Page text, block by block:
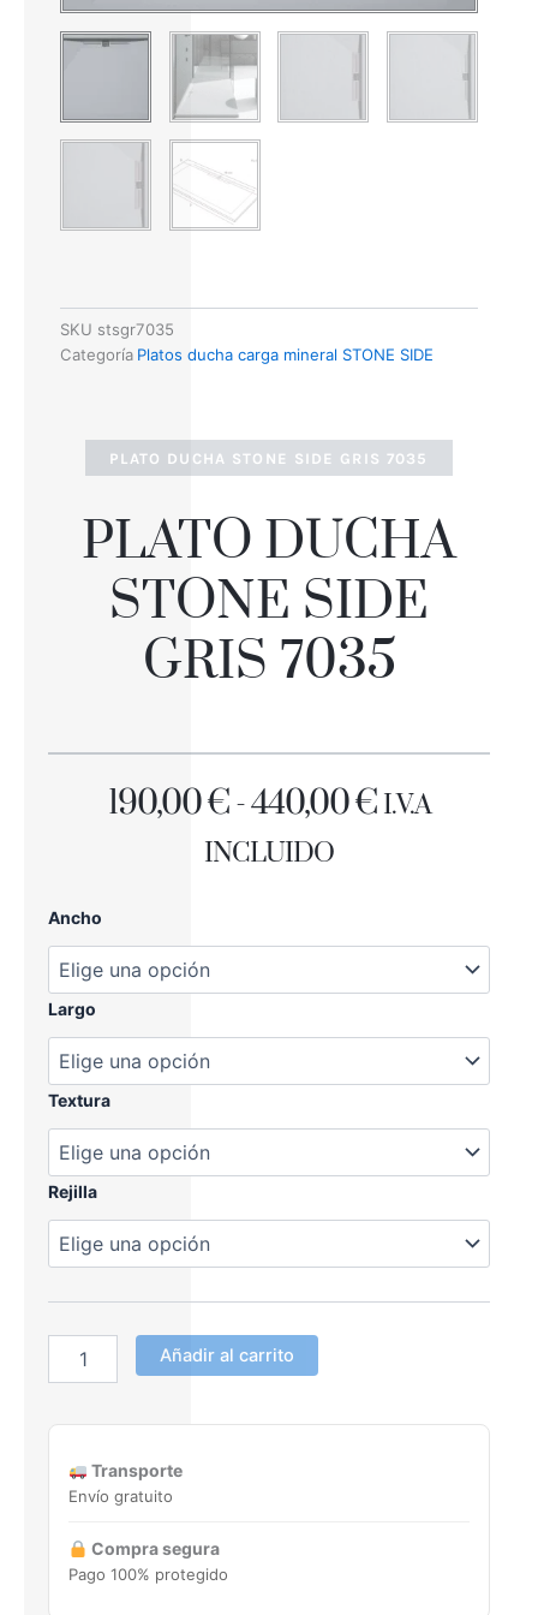
SKU stsgr7035
Categoría Platos ducha carga mineral STONE SIDE
PLATO DUCHA STONE SIDE GRIS 7035
PLATO DUCHA
STONE SIDE
GRIS 7035
190,00€-440,00€RANGO
DESDE
190,00 €
HASTA
440,00 €
I.V.A
INCLUIDO
Ancho
Largo
Textura
Rejilla
PLATO
STONE
SIDE
GRIS
cantidad
Añadir al carrito
Transporte
Envío gratuito
Compra segura
Pago 100% protegido